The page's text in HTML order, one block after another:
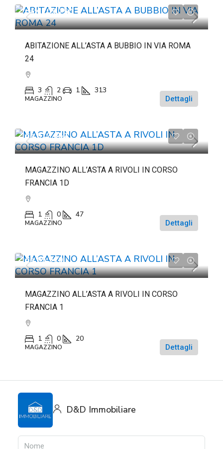
da€105.750
ABITAZIONE ALL’ASTA A BUBBIO IN VIA ROMA
24
3 2 1 313
MAGAZZINO Dettagli
da€12.657
MAGAZZINO ALL’ASTA A RIVOLI IN CORSO
FRANCIA 1D
1 0 47
MAGAZZINO Dettagli
da€5.910
MAGAZZINO ALL’ASTA A RIVOLI IN CORSO
FRANCIA 1
1 0 20
MAGAZZINO Dettagli
D&D Immobiliare